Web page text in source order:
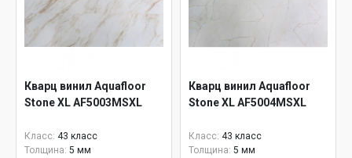
Кварц винил Aquafloor
Stone XL AF5003MSXL
Класс: 43 класс
Толщина: 5 мм
Кварц винил Aquafloor
Stone XL AF5004MSXL
Класс: 43 класс
Толщина: 5 мм